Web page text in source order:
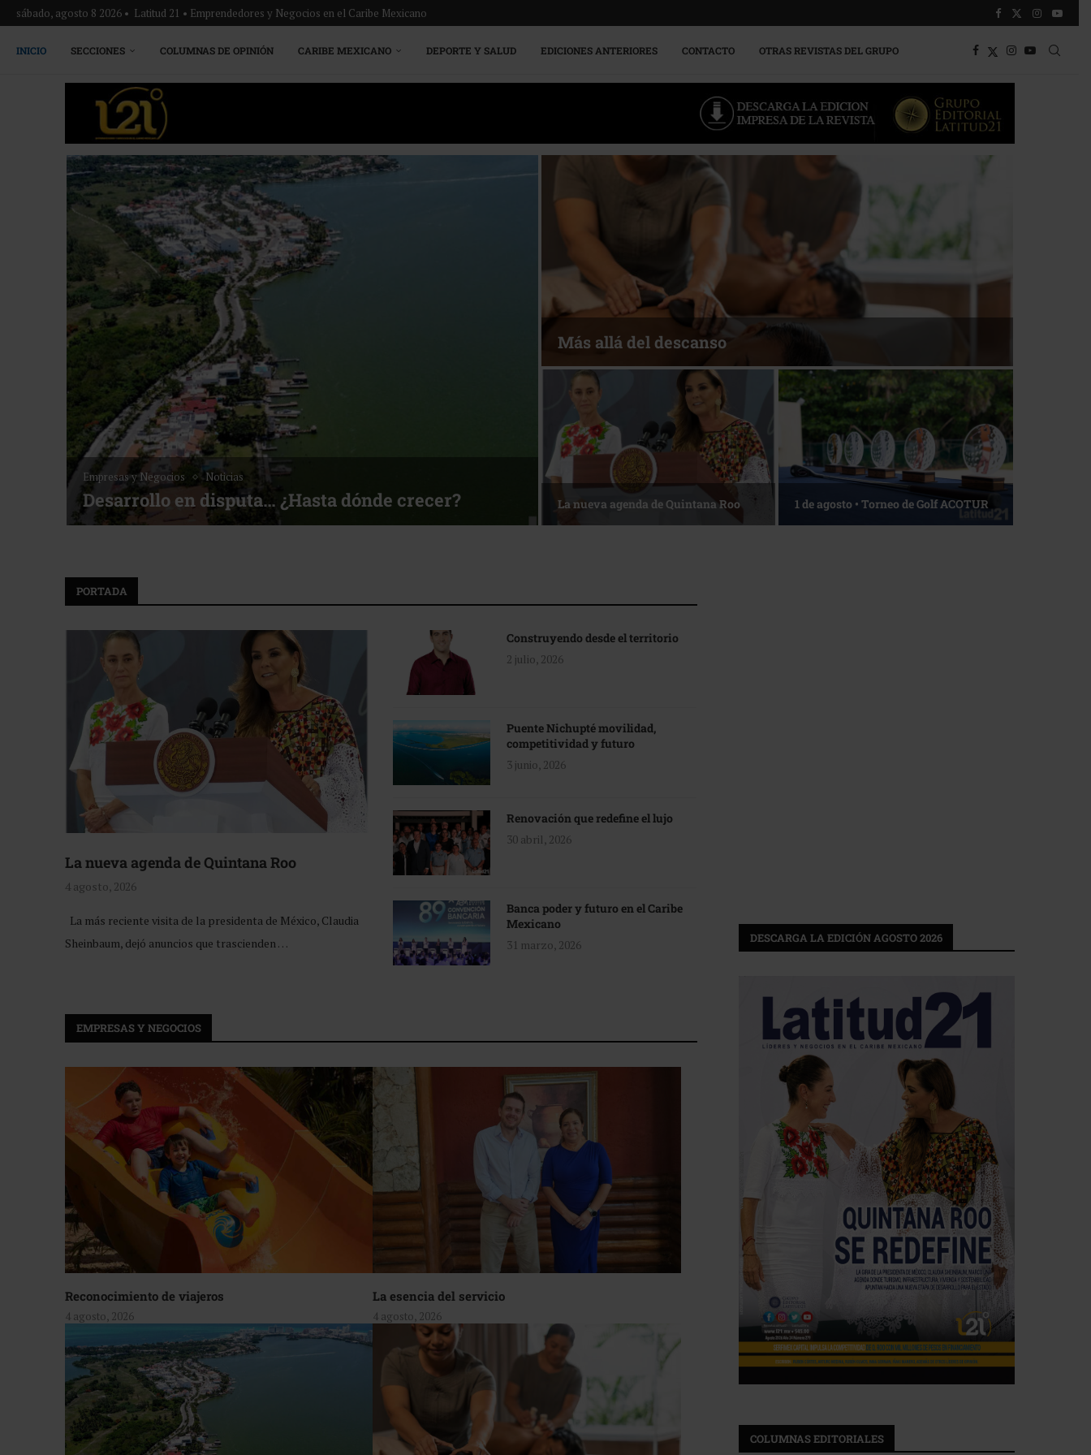
sábado, agosto 8 2026 • Latitud 21 • Emprendedores y Negocios en el Caribe Mexicano
INICIO SECCIONES COLUMNAS DE OPINIÓN CARIBE MEXICANO DEPORTE Y SALUD EDICIONES ANTERIORES CONTACTO OTRAS REVISTAS DEL GRUPO
Noticias
Bottega, un viaje servido a la mesa
Energía que Impulsa la competitividad
Reconocimiento de viajeros La esencia del servicio
PORTADA
La nueva agenda de Quintana Roo
4 agosto, 2026
La más reciente visita de la presidenta de México, Claudia
Sheinbaum, dejó anuncios que trascienden …
Construyendo desde el territorio
2 julio, 2026
Puente Nichupté movilidad,
competitividad y futuro
3 junio, 2026
Renovación que redefine el lujo
30 abril, 2026
Banca poder y futuro en el Caribe
Mexicano
31 marzo, 2026
EMPRESAS Y NEGOCIOS
Reconocimiento de viajeros
4 agosto, 2026
La esencia del servicio
4 agosto, 2026
DESCARGA LA EDICIÓN AGOSTO 2026
COLUMNAS EDITORIALES